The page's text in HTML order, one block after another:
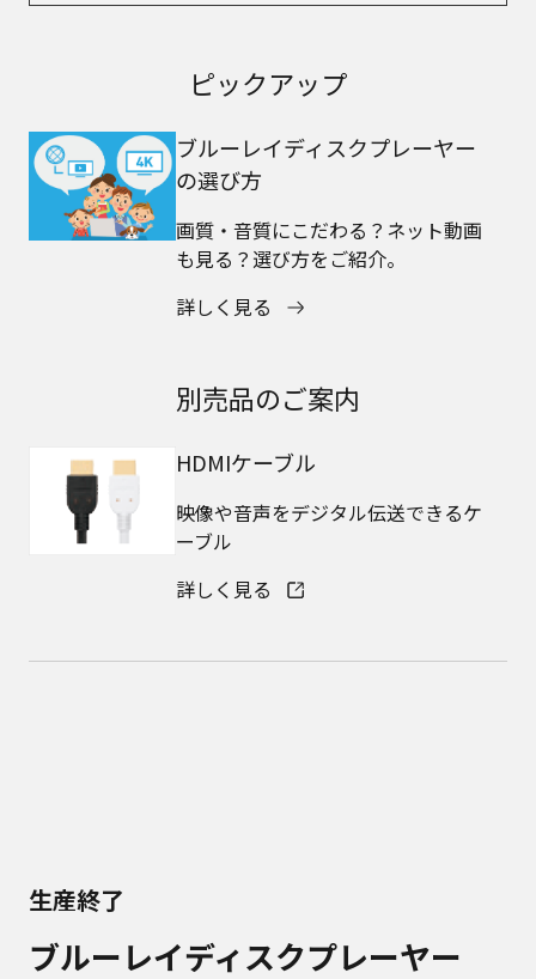
ピックアップ
ブルーレイディスクプレーヤー
の選び方
画質・音質にこだわる？ネット動画
も見る？選び方をご紹介。
詳しく見る
別売品のご案内
HDMIケーブル
映像や音声をデジタル伝送できるケ
ーブル
詳しく見る
生産終了
ブルーレイディスクプレーヤー